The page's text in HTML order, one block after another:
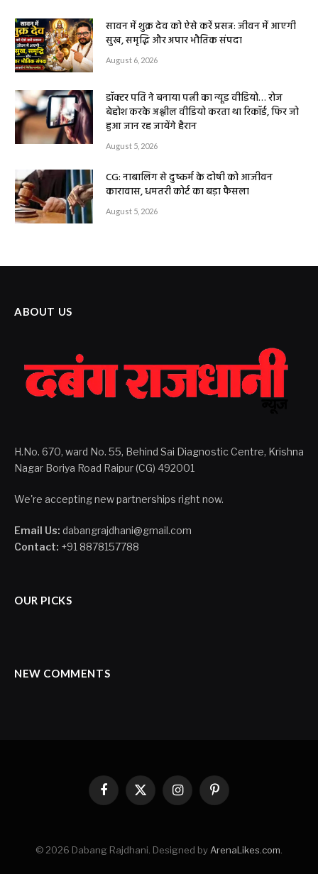
सावन में शुक्र देव को ऐसे करें प्रसन्न: जीवन में आएगी
सुख, समृद्धि और अपार भौतिक संपदा
August 6, 2026
डॉक्टर पति ने बनाया पत्नी का न्यूड वीडियो… रोज
बेहोश करके अश्लील वीडियो करता था रिकॉर्ड, फिर जो
हुआ जान रह जायेंगे हैरान
August 5, 2026
CG: नाबालिग से दुष्कर्म के दोषी को आजीवन
कारावास, धमतरी कोर्ट का बड़ा फैसला
August 5, 2026
ABOUT US
H.No. 670, ward No. 55, Behind Sai Diagnostic Centre, Krishna
Nagar Boriya Road Raipur (CG) 492001
We're accepting new partnerships right now.
Email Us: dabangrajdhani@gmail.com
Contact: +91 8878157788
OUR PICKS
NEW COMMENTS
Facebook
X
(Twitter)
InstagramPinterest
© 2026 Dabang Rajdhani. Designed by ArenaLikes.com